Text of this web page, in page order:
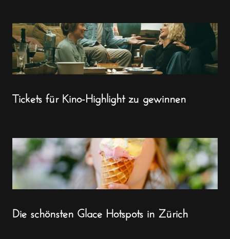
Tickets für Kino-Highlight zu gewinnen
Die schönsten Glace Hotspots in Zürich